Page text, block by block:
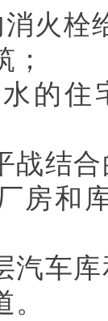
火栓
住
结合
和库
车库